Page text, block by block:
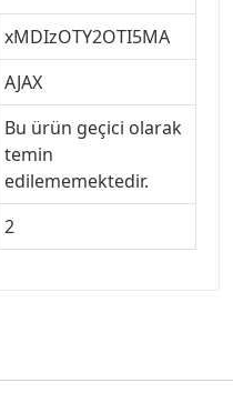
xMDIzOTY2OTI5MA
AJAX
Bu ürün geçici olarak
temin
edilememektedir.
2